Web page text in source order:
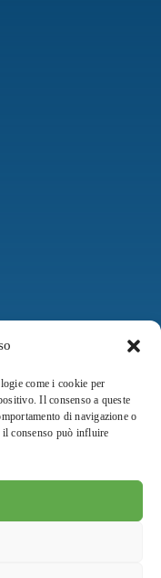
come i cookie per
Il consenso a queste
di navigazione o
consenso può influire